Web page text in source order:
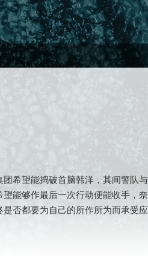
希望能捣破首脑韩洋，其间警队
能够作最后一次行动便能收手，
否都要为自己的所作所为而承受